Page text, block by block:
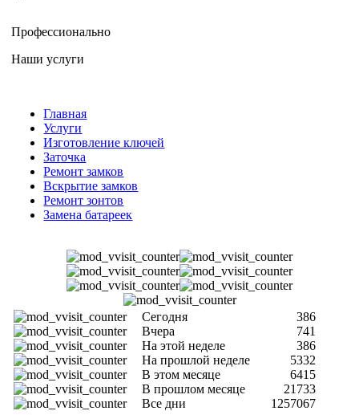
Профессионально
Наши услуги
Главная
Услуги
Изготовление ключей
Заточка
Ремонт замков
Вскрытие замков
Ремонт зонтов
Замена батареек
Сегодня
386
Вчера
741
На этой неделе
386
На прошлой неделе
5332
В этом месяце
6415
В прошлом месяце
21733
Все дни
1257067